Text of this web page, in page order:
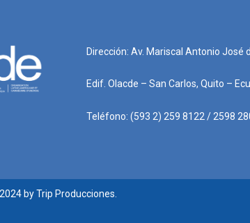
Dirección: Av. Mariscal Antonio José
Edif. Olacde – San Carlos, Quito –
Teléfono: (593 2) 259 8122 / 2598
by Trip Producciones.